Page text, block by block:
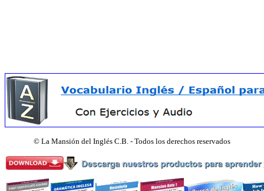
© La Mansión del Inglés C.B. - Todos los derechos reservados